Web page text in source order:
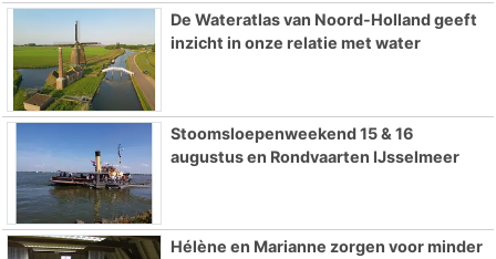
De Wateratlas van Noord-Holland geeft
inzicht in onze relatie met water
Stoomsloepenweekend 15 & 16
augustus en Rondvaarten IJsselmeer
Hélène en Marianne zorgen voor minder